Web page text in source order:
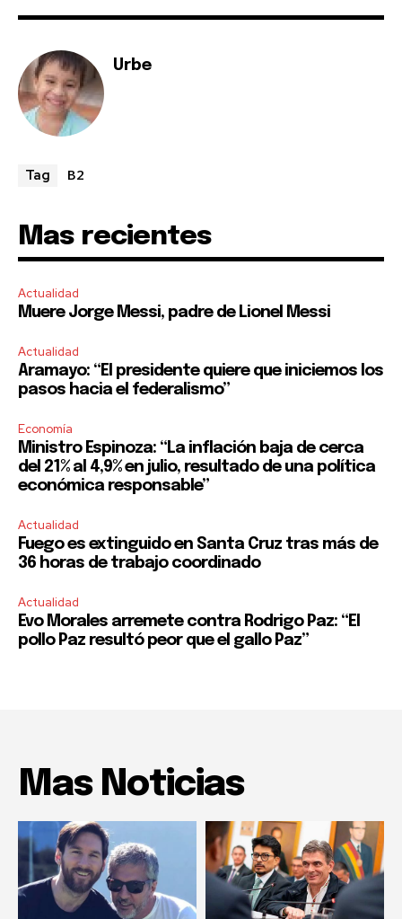
Urbe
Tag B2
Mas recientes
Actualidad
Muere Jorge Messi, padre de Lionel Messi
Actualidad
Aramayo: “El presidente quiere que iniciemos los
pasos hacia el federalismo”
Economía
Ministro Espinoza: “La inflación baja de cerca
del 21% al 4,9% en julio, resultado de una política
económica responsable”
Actualidad
Fuego es extinguido en Santa Cruz tras más de
36 horas de trabajo coordinado
Actualidad
Evo Morales arremete contra Rodrigo Paz: “El
pollo Paz resultó peor que el gallo Paz”
Mas Noticias